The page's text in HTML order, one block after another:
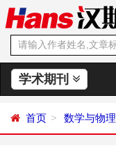
学术期刊
首页 数学与物理